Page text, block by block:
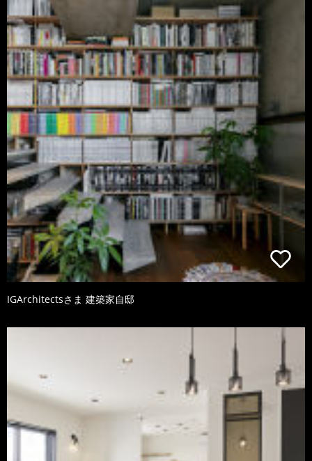
IGArchitectsさま 建築家自邸